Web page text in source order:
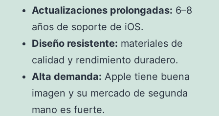
Actualizaciones prolongadas: 6–8
años de soporte de iOS.
Diseño resistente: materiales de
calidad y rendimiento duradero.
Alta demanda: Apple tiene buena
imagen y su mercado de segunda
mano es fuerte.